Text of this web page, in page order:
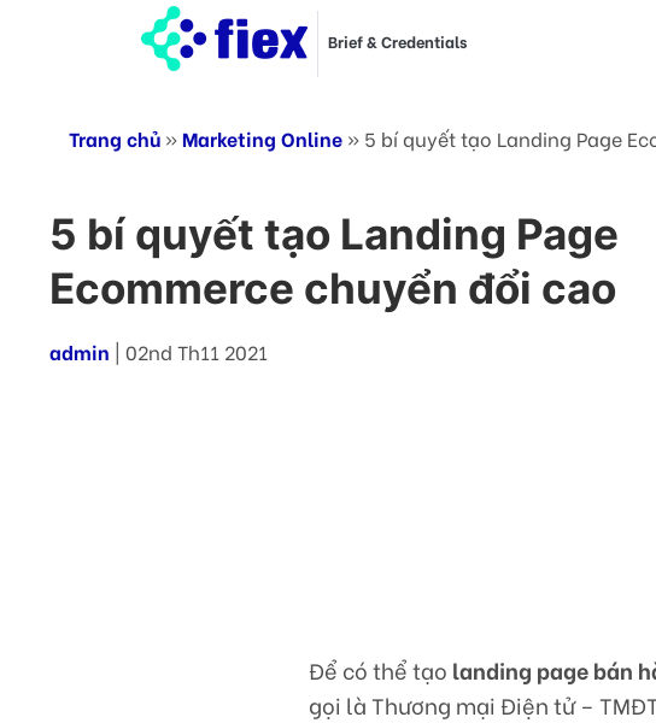
Brief & Credentials
Trang chủ »Marketing Online » 5 bí quyết tạo Landing Page
5 bí quyết tạo Landing Page
Ecommerce chuyển đổi cao
admin | 02nd Th11 2021
Để có thể tạo landing page bán
gọi là Thương mại Điện tử –